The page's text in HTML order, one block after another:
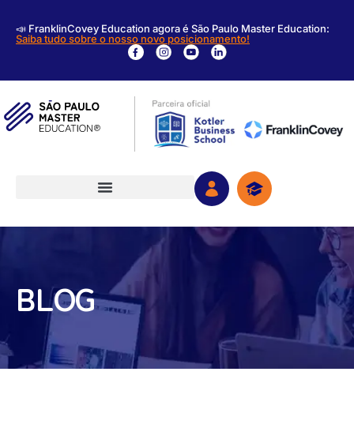
📣 FranklinCovey Education agora é São Paulo Master Education:
Saiba tudo sobre o nosso novo posicionamento!
BLOG